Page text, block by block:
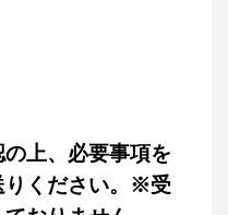
上、必要事項を
りください。※受